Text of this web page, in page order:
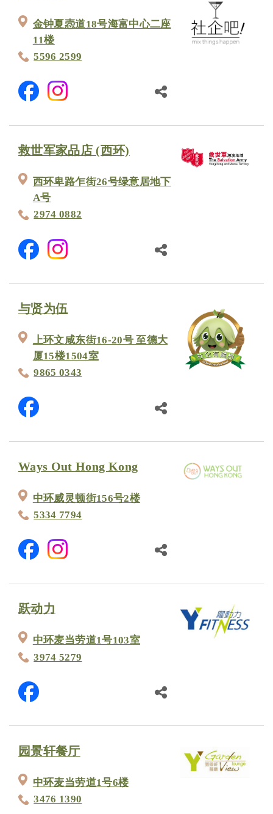
金钟夏悫道18号海富中心二座
11楼
5596 2599
救世军家品店 (西环)
西环卑路乍街26号绿意居地下
A号
2974 0882
与贤为伍
上环文咸东街16-20号 至德大
厦15楼1504室
9865 0343
Ways Out Hong Kong
中环威灵顿街156号2楼
5334 7794
跃动力
中环麦当劳道1号103室
3974 5279
园景轩餐厅
中环麦当劳道1号6楼
3476 1390